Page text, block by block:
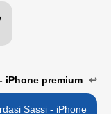
iPhone premium ↩
Sassi - iPhone